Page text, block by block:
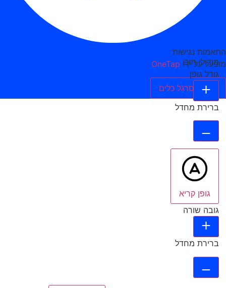
התאמות נגישות
מופעל על ידי OneTap
הסתר סרגל כלים
מודולי תוכן
גודל גופן
ברירת מחדל
גופן קריא
גובה שורה
ברירת מחדל